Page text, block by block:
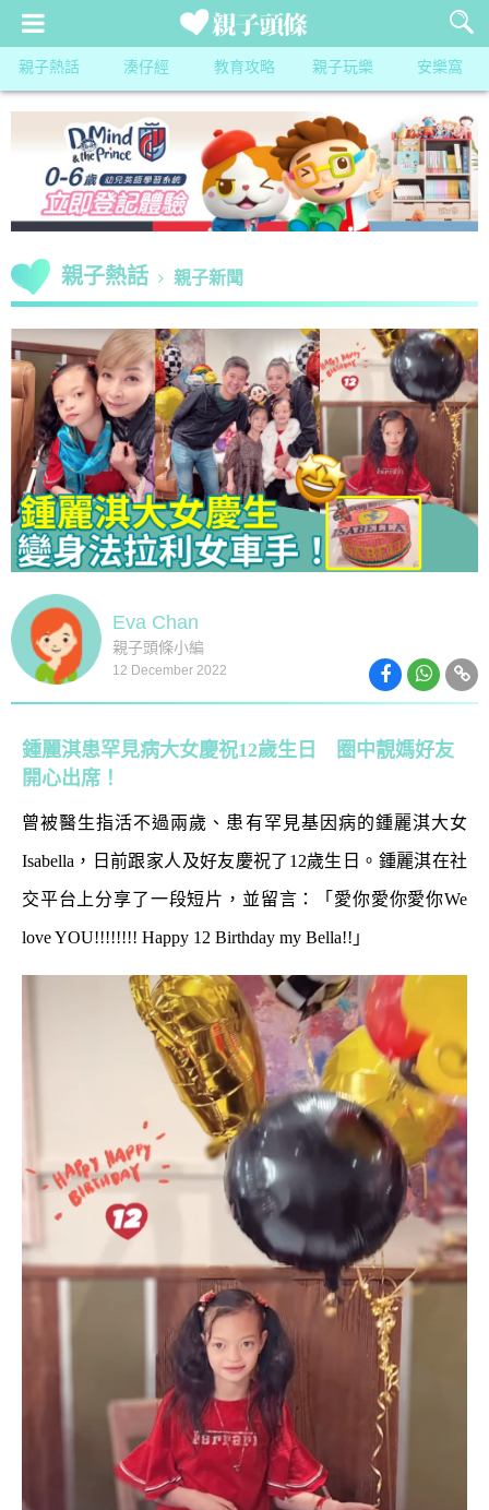
親子熱話 湊仔經 教育攻略 親子玩樂 安樂窩
親子熱話 親子新聞
Eva Chan
親子頭條小編
12 December 2022
鍾麗淇患罕見病大女慶祝12歲生日 圈中靚媽好友
開心出席！
曾被醫生指活不過兩歲、患有罕見基因病的鍾麗淇大女
Isabella，日前跟家人及好友慶祝了12歲生日。鍾麗淇在社
交平台上分享了一段短片，並留言：「愛你愛你愛你We
love YOU!!!!!!!! Happy 12 Birthday my Bella!!」